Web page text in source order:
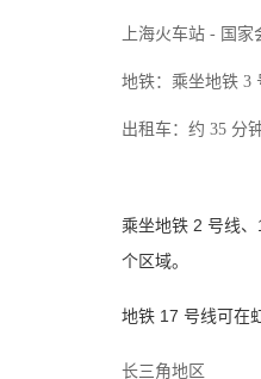
上海火车站 - 国家
地铁：乘坐地铁 3
出租车：约 35 分
乘坐地铁 2 号线
个区域。
地铁 17 号线可在
长三角地区